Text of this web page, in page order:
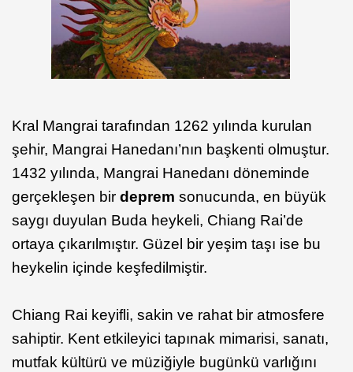
Kral Mangrai tarafından 1262 yılında kurulan
şehir, Mangrai Hanedanı’nın başkenti olmuştur.
1432 yılında, Mangrai Hanedanı döneminde
gerçekleşen bir deprem sonucunda, en büyük
saygı duyulan Buda heykeli, Chiang Rai’de
ortaya çıkarılmıştır. Güzel bir yeşim taşı ise bu
heykelin içinde keşfedilmiştir.
Chiang Rai keyifli, sakin ve rahat bir atmosfere
sahiptir. Kent etkileyici tapınak mimarisi, sanatı,
mutfak kültürü ve müziğiyle bugünkü varlığını